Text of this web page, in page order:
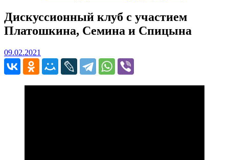
Дискуссионный клуб с участием
Платошкина, Семина и Спицына
09.02.2021